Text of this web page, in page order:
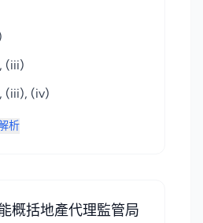
(iii)
(iii), (iv)
析
概括地產代理監管局